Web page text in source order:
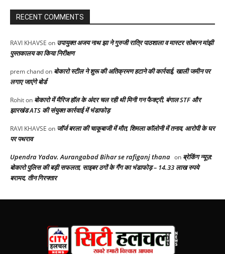
RECENT COMMENTS
RAVI KHAVSE on उपायुक्त अजय नाथ झा ने गुरुजी रात्रि पाठशाला व मास्टर सोबरन मांझी
पुस्तकालय का किया निरीक्षण
prem chandon बोकारो स्टील ने शुरू की अतिक्रमण हटाने की कार्रवाई, खाली जमीन पर
लगाए जाएंगे बोर्ड
Rohiton बोकारो में मैरिज हॉल के अंदर चल रही थी मिनी गन फैक्ट्री, बंगाल STF और
झारखंड ATS की संयुक्त कार्रवाई में भंडाफोड़
RAVI KHAVSE on जॉर्ज बरला की चाकूबाजी में मौत, शिमला कॉलोनी में तनाव, आरोपी के घर
पर पथराव
Upendra Yadav. Aurangabad Bihar se rafiganj thana on ब्रेकिंग न्यूज़:
बोकारो पुलिस की बड़ी सफलता, साइबर ठगों के गैंग का भंडाफोड़ – 14.33 लाख रुपये
बरामद, तीन गिरफ्तार